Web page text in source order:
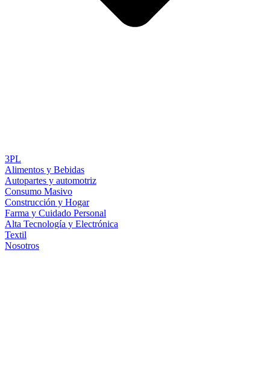
3PL
Alimentos y Bebidas
Autopartes y automotriz
Consumo Masivo
Construcción y Hogar
Farma y Cuidado Personal
Alta Tecnología y Electrónica
Textil
Nosotros